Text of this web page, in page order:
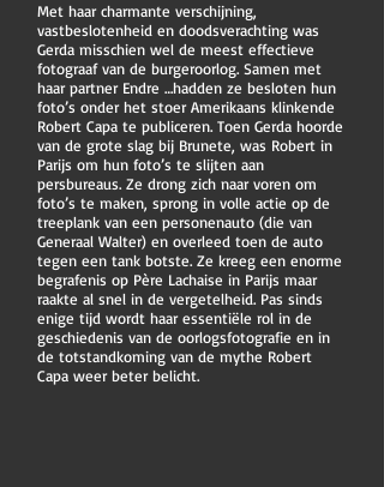
Met haar charmante verschijning,
vastbeslotenheid en doodsverachting was
Gerda misschien wel de meest effectieve
fotograaf van de burgeroorlog. Samen met
haar partner Endre …hadden ze besloten hun
foto’s onder het stoer Amerikaans klinkende
Robert Capa te publiceren. Toen Gerda hoorde
van de grote slag bij Brunete, was Robert in
Parijs om hun foto’s te slijten aan
persbureaus. Ze drong zich naar voren om
foto’s te maken, sprong in volle actie op de
treeplank van een personenauto (die van
Generaal Walter) en overleed toen de auto
tegen een tank botste. Ze kreeg een enorme
begrafenis op Père Lachaise in Parijs maar
raakte al snel in de vergetelheid. Pas sinds
enige tijd wordt haar essentiële rol in de
geschiedenis van de oorlogsfotografie en in
de totstandkoming van de mythe Robert
Capa weer beter belicht.